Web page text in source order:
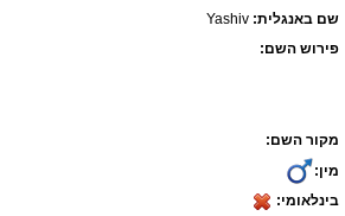
שם באנגלית: Yashiv
פירוש השם:
מקור השם:
מין:
בינלאומי: